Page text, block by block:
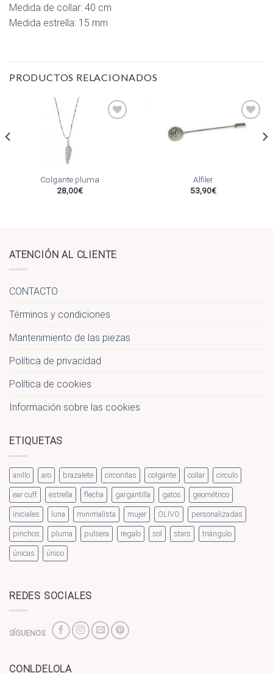
Medida de collar: 40 cm
Medida estrella: 15 mm
PRODUCTOS RELACIONADOS
Colgante pluma
28,00€
Alfiler
53,90€
ATENCIÓN AL CLIENTE
CONTACTO
Términos y condiciones
Mantenimiento de las piezas
Política de privacidad
Política de cookies
Información sobre las cookies
ETIQUETAS
anillo aro brazalete circonitas colgante collar círculo
ear cuff estrella flecha gargantilla gatos geométrico
iniciales luna minimalista mujer OLIVO personalizadas
pinchos pluma pulsera regalo sol stars triángulo
únicas único
REDES SOCIALES
SÍGUENOS
CONLDELOLA